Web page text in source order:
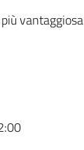
vantaggiosa